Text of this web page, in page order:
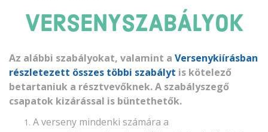
VERSENYSZABÁLYOK
Az alábbi szabályokat, valamint a Versenykiírásban
részletezett összes többi szabályt is kötelező
betartaniuk a résztvevőknek. A szabályszegő
csapatok kizárással is büntethetők.
A verseny mindenki számára a